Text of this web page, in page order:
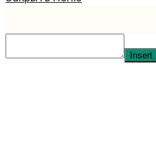
Insert